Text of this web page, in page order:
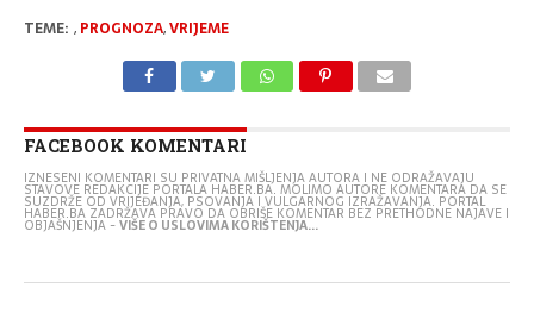
TEME: , PROGNOZA,VRIJEME
FACEBOOK KOMENTARI
IZNESENI KOMENTARI SU PRIVATNA MIŠLJENJA AUTORA I NE ODRAŽAVAJU
STAVOVE REDAKCIJE PORTALA HABER.BA. MOLIMO AUTORE KOMENTARA DA SE
SUZDRŽE OD VRIJEĐANJA, PSOVANJA I VULGARNOG IZRAŽAVANJA. PORTAL
HABER.BA ZADRŽAVA PRAVO DA OBRIŠE KOMENTAR BEZ PRETHODNE NAJAVE I
OBJAŠNJENJA -VIŠE O USLOVIMA KORIŠTENJA...